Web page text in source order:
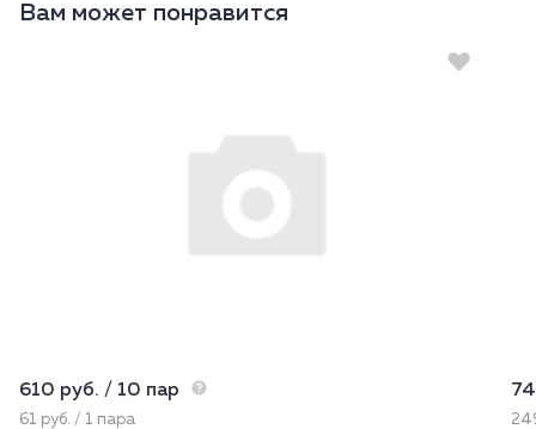
Вам может понравится
610 руб. / 10 пар
61 руб. / 1 пара